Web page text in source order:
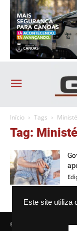
Este site utiliza
Início Tags
Tag:
© Agência GBC. Aqui